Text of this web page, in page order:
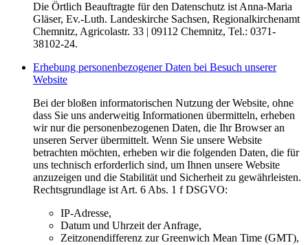
Die Örtlich Beauftragte für den Datenschutz ist Anna-Maria
Gläser, Ev.-Luth. Landeskirche Sachsen, Regionalkirchenamt
Chemnitz, Agricolastr. 33 | 09112 Chemnitz, Tel.: 0371-
38102-24.
Erhebung personenbezogener Daten bei Besuch unserer
Website
Bei der bloßen informatorischen Nutzung der Website, ohne
dass Sie uns anderweitig Informationen übermitteln, erheben
wir nur die personenbezogenen Daten, die Ihr Browser an
unseren Server übermittelt. Wenn Sie unsere Website
betrachten möchten, erheben wir die folgenden Daten, die für
uns technisch erforderlich sind, um Ihnen unsere Website
anzuzeigen und die Stabilität und Sicherheit zu gewährleisten.
Rechtsgrundlage ist Art. 6 Abs. 1 f DSGVO:
IP-Adresse,
Datum und Uhrzeit der Anfrage,
Zeitzonendifferenz zur Greenwich Mean Time (GMT),